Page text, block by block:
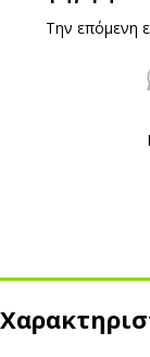
Την επόμενη